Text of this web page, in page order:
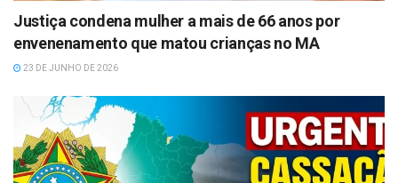
Justiça condena mulher a mais de 66 anos por
envenenamento que matou crianças no MA
23 DE JUNHO DE 2026